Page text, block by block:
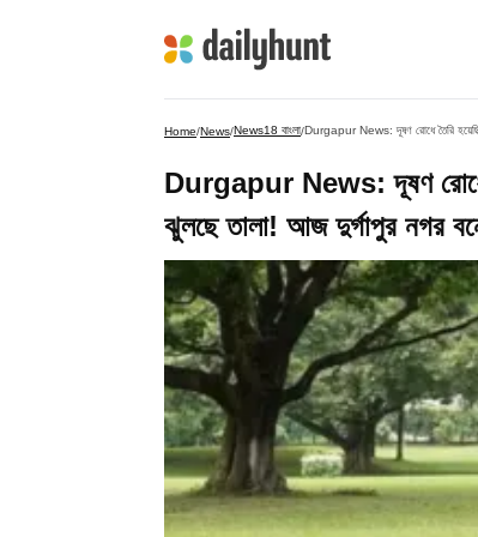
Home/News/News18 বাংলা/Durgapur News: দূষণ রোধে তৈরি
Durgapur News: দূষণ রোধে
ঝুলছে তালা! আজ দুর্গাপুর নগর